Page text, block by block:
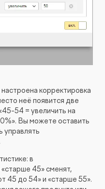
корректировка
неё появится две
54 = увеличить на
Вы можете оставить
управлять
в
45» сменят,
45 до 54» и «старше 55».